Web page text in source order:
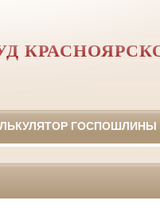
ГОСПОШЛИНЫ